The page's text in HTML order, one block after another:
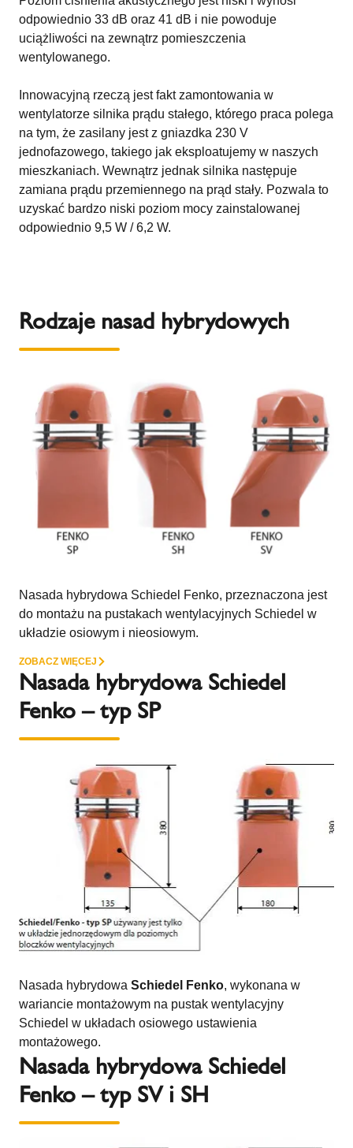
odpowiednio 33 dB oraz 41 dB i nie powoduje
uciążliwości na zewnątrz pomieszczenia
wentylowanego.
Innowacyjną rzeczą jest fakt zamontowania w
wentylatorze silnika prądu stałego, którego praca polega
na tym, że zasilany jest z gniazdka 230 V
jednofazowego, takiego jak eksploatujemy w naszych
mieszkaniach. Wewnątrz jednak silnika następuje
zamiana prądu przemiennego na prąd stały. Pozwala to
uzyskać bardzo niski poziom mocy zainstalowanej
odpowiednio 9,5 W / 6,2 W.
Rodzaje nasad hybrydowych
Nasada hybrydowa Schiedel Fenko, przeznaczona jest
do montażu na pustakach wentylacyjnych Schiedel w
układzie osiowym i nieosiowym.
ZOBACZ WIĘCEJ
Nasada hybrydowa Schiedel
Fenko – typ SP
Nasada hybrydowa Schiedel Fenko, wykonana w
wariancie montażowym na pustak wentylacyjny
Schiedel w układach osiowego ustawienia
montażowego.
Nasada hybrydowa Schiedel
Fenko – typ SV i SH